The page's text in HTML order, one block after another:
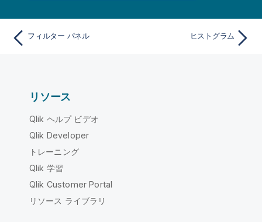
フィルター パネル ヒストグラム
リソース
Qlik ヘルプ ビデオ
Qlik Developer
トレーニング
Qlik 学習
Qlik Customer Portal
リソース ライブラリ